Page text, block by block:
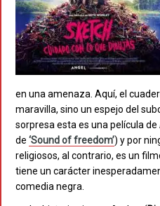
en una amenaza. Aquí, el
maravilla, sino un espejo del
sorpresa esta es una película de
de ‘Sound of freedom’) y por
religiosos, al contrario, es un
tiene un carácter
comedia negra.